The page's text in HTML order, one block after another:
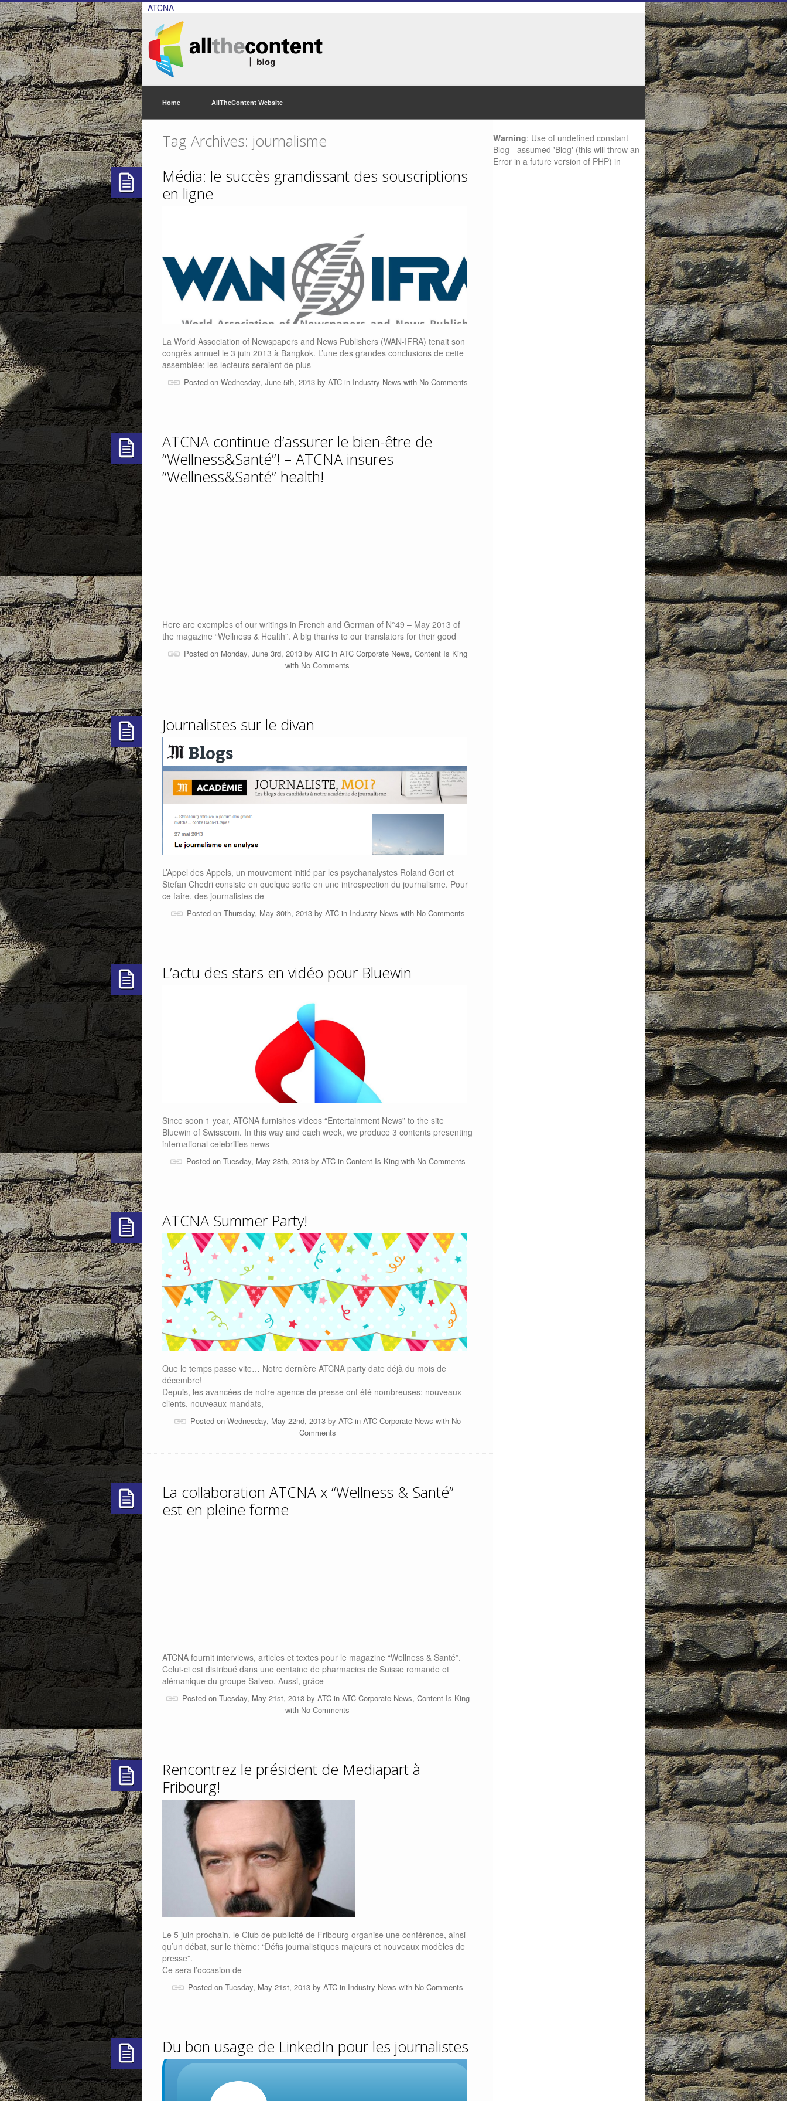
ATCNA
Home AllTheContent Website
Tag Archives: journalisme
Média: le succès grandissant des souscriptions
en ligne
La World Association of Newspapers and News Publishers (WAN-IFRA) tenait son
congrès annuel le 3 juin 2013 à Bangkok. L’une des grandes conclusions de cette
assemblée: les lecteurs seraient de plus
Posted on Wednesday, June 5th, 2013 by ATCin Industry News with No Comments
ATCNA continue d’assurer le bien-être de
“Wellness&Santé”! – ATCNA insures
“Wellness&Santé” health!
Here are exemples of our writings in French and German of N°49 – May 2013 of
the magazine “Wellness & Health”. A big thanks to our translators for their good
Posted on Monday, June 3rd, 2013 by ATC in ATC Corporate News, Content Is King
with No Comments
Journalistes sur le divan
L’Appel des Appels, un mouvement initié par les psychanalystes Roland Gori et
Stefan Chedri consiste en quelque sorte en une introspection du journalisme. Pour
ce faire, des journalistes de
Posted on Thursday, May 30th, 2013 by ATCin Industry News with No Comments
L’actu des stars en vidéo pour Bluewin
Since soon 1 year, ATCNA furnishes videos “Entertainment News” to the site
Bluewin of Swisscom. In this way and each week, we produce 3 contents presenting
international celebrities news
Posted on Tuesday, May 28th, 2013 by ATCin Content Is Kingwith No Comments
ATCNA Summer Party!
Que le temps passe vite… Notre dernière ATCNA party date déjà du mois de
décembre!
Depuis, les avancées de notre agence de presse ont été nombreuses: nouveaux
clients, nouveaux mandats,
Posted on Wednesday, May 22nd, 2013 by ATC in ATC Corporate News with No
Comments
La collaboration ATCNA x “Wellness & Santé”
est en pleine forme
ATCNA fournit interviews, articles et textes pour le magazine “Wellness & Santé”.
Celui-ci est distribué dans une centaine de pharmacies de Suisse romande et
alémanique du groupe Salveo. Aussi, grâce
Posted on Tuesday, May 21st, 2013 by ATCin ATC Corporate News, Content Is King
with No Comments
Rencontrez le président de Mediapart à
Fribourg!
Le 5 juin prochain, le Club de publicité de Fribourg organise une conférence, ainsi
qu’un débat, sur le thème: “Défis journalistiques majeurs et nouveaux modèles de
presse”.
Ce sera l’occasion de
Posted on Tuesday, May 21st, 2013 by ATC in Industry News with No Comments
Du bon usage de LinkedIn pour les journalistes
Warning: Use of undefined constant
Blog - assumed 'Blog' (this will throw an
Error in a future version of PHP) in